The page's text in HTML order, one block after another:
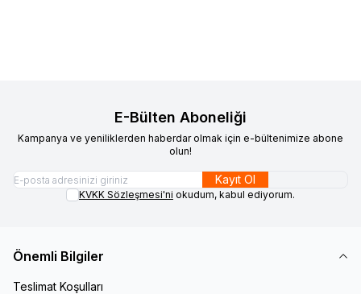
E-Bülten Aboneliği
Kampanya ve yeniliklerden haberdar olmak için e-bültenimize abone
olun!
Kayıt Ol
KVKK Sözleşmesi'ni okudum, kabul ediyorum.
Önemli Bilgiler
Teslimat Koşulları